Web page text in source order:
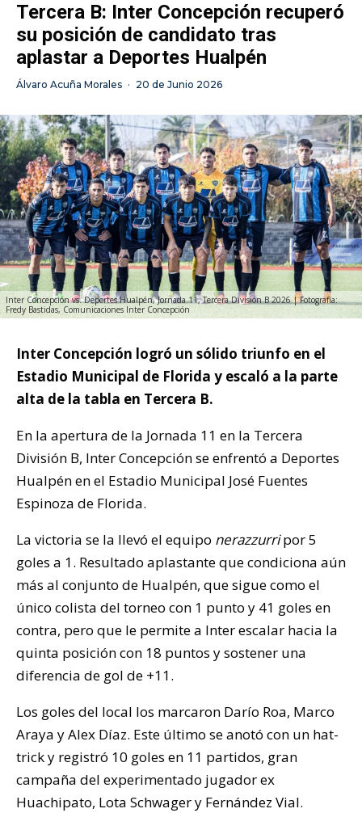
Tercera B: Inter Concepción recuperó
su posición de candidato tras
aplastar a Deportes Hualpén
Álvaro Acuña Morales · 20 de Junio 2026
Inter Concepción vs. Deportes Hualpén, Jornada 11, Tercera División B 2026 | Fotografía:
Fredy Bastidas, Comunicaciones Inter Concepción
Inter Concepción logró un sólido triunfo en el
Estadio Municipal de Florida y escaló a la parte
alta de la tabla en Tercera B.
En la apertura de la Jornada 11 en la Tercera
División B, Inter Concepción se enfrentó a Deportes
Hualpén en el Estadio Municipal José Fuentes
Espinoza de Florida.
La victoria se la llevó el equipo nerazzurripor 5
goles a 1. Resultado aplastante que condiciona aún
más al conjunto de Hualpén, que sigue como el
único colista del torneo con 1 punto y 41 goles en
contra, pero que le permite a Inter escalar hacia la
quinta posición con 18 puntos y sostener una
diferencia de gol de +11.
Los goles del local los marcaron Darío Roa, Marco
Araya y Alex Díaz. Este último se anotó con un hat-
trick y registró 10 goles en 11 partidos, gran
campaña del experimentado jugador ex
Huachipato, Lota Schwager y Fernández Vial.